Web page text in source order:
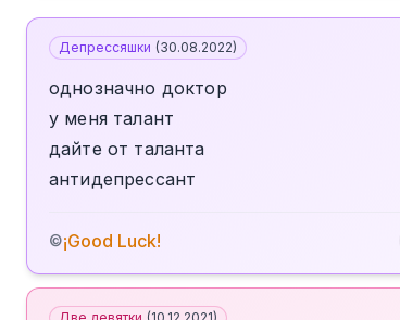
Депрессяшки (30.08.2022)
однозначно доктор
у меня талант
дайте от таланта
антидепрессант
©¡Good Luck!